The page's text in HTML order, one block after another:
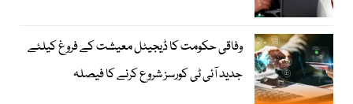
وفاقی حکومت کا ڈیجیٹل معیشت کے فروغ کیلئے
جدید آئی ٹی کورسز شروع کرنے کا فیصلہ